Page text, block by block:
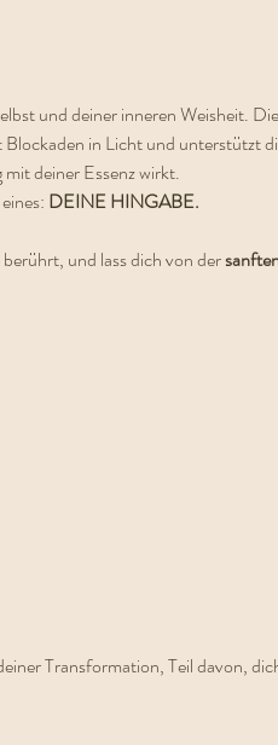
und deiner inneren Weisheit.
Blockaden in Licht und unterstützt
deiner Essenz wirkt.
DEINE HINGABE.
berührt, und lass dich von der
Transformation, Teil davon,